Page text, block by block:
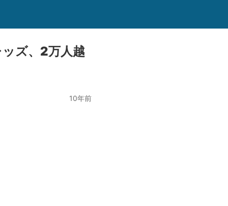
ズ、2万人越
10年前